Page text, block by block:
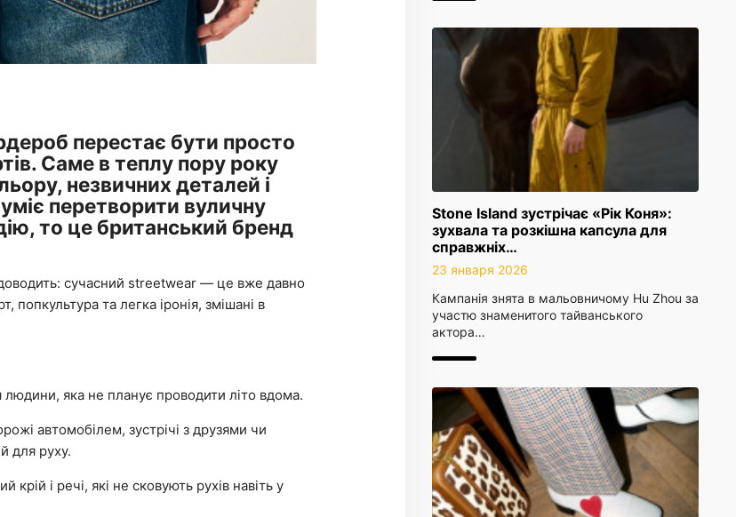
Stone Island зустрічає «Рік Коня»:
зухвала та розкішна капсула для
справжніх…
23 января 2026
Кампанія знята в мальовничому Hu Zhou за
участю знаменитого тайванського
актора…
перестає бути просто
Саме в теплу пору року
незвичних деталей і
перетворити вуличну
то це британський бренд
сучасний streetwear — це вже давно
та легка іронія, змішані в
людини, яка не планує проводити літо вдома.
автомобілем, зустрічі з друзями чи
для руху.
і речі, які не сковують рухів навіть у